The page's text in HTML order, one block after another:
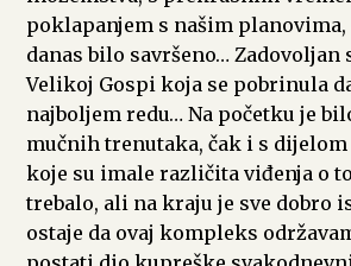
poklapanjem s našim planovima,
danas bilo savršeno… Zadovoljan
Velikoj Gospi koja se pobrinula
najboljem redu… Na početku je
mučnih trenutaka, čak i s
koje su imale različita viđenja o
trebalo, ali na kraju je sve dobro
ostaje da ovaj kompleks